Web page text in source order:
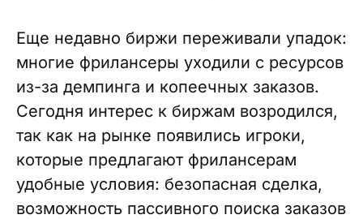
Еще недавно биржи переживали упадок:
многие фрилансеры уходили с ресурсов
из-за демпинга и копеечных заказов.
Сегодня интерес к биржам возродился,
так как на рынке появились игроки,
которые предлагают фрилансерам
удобные условия: безопасная сделка,
возможность пассивного поиска заказов